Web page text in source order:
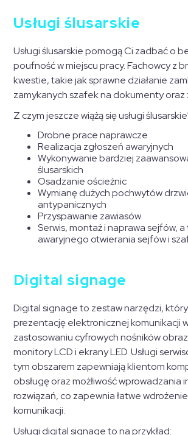
Usługi ślusarskie
Usługi ślusarskie pomogą Ci zadbać o
poufność w miejscu pracy. Fachowcy z
kwestie, takie jak sprawne działanie
zamykanych szafek na dokumenty oraz
Z czym jeszcze wiążą się usługi
Drobne prace naprawcze
Realizacja zgłoszeń awaryjnych
Wykonywanie bardziej
ślusarskich
Osadzanie ościeżnic
Wymianę dużych pochwytów
antypanicznych
Przyspawanie zawiasów
Serwis, montaż i naprawa sejfów, a
awaryjnego otwierania sejfów i
Digital signage
Digital signage to zestaw narzędzi,
prezentację elektronicznej komunikacji
zastosowaniu cyfrowych nośników
monitory LCD i ekrany LED. Usługi
tym obszarem zapewniają klientom
obsługę oraz możłiwość wprowadzania
rozwiązań, co zapewnia łatwe wdrożenie
komunikacji.
Usługi digital signage to na przykład: